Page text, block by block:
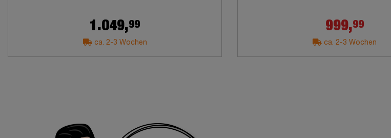
1.049,99
ca. 2-3 Wochen
999,99
ca. 2-3 Wochen